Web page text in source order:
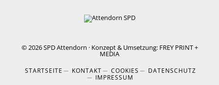
© 2026SPD Attendorn · Konzept & Umsetzung: FREY PRINT +
MEDIA
STARTSEITE KONTAKT COOKIES
DATENSCHUTZ
IMPRESSUM